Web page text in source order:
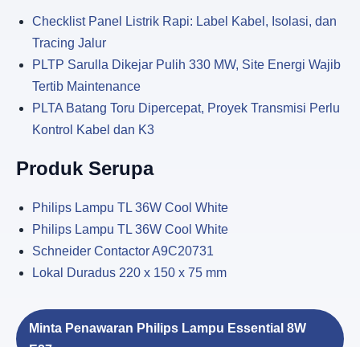
Checklist Panel Listrik Rapi: Label Kabel, Isolasi, dan
Tracing Jalur
PLTP Sarulla Dikejar Pulih 330 MW, Site Energi Wajib
Tertib Maintenance
PLTA Batang Toru Dipercepat, Proyek Transmisi Perlu
Kontrol Kabel dan K3
Produk Serupa
Philips Lampu TL 36W Cool White
Philips Lampu TL 36W Cool White
Schneider Contactor A9C20731
Lokal Duradus 220 x 150 x 75 mm
Minta Penawaran Philips Lampu Essential 8W